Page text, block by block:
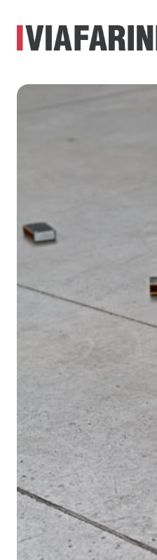
Awards
progetto presentato da
di Arti Visive, Performative
Questa Barbarie,
selezionate tra quelle
un'attitudine all'esperienza
capacità di inventare nuove
possibilità di usare il